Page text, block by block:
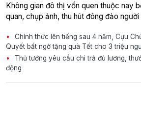
Không gian đô thị vốn quen thuộc nay
quan, chụp ảnh, thu hút đông đảo
Chính thức lên tiếng sau 4 năm, Cựu
Quyết bất ngờ tặng quà Tết cho 3 triệu
Thủ tướng yêu cầu chi trả đủ lương,
động